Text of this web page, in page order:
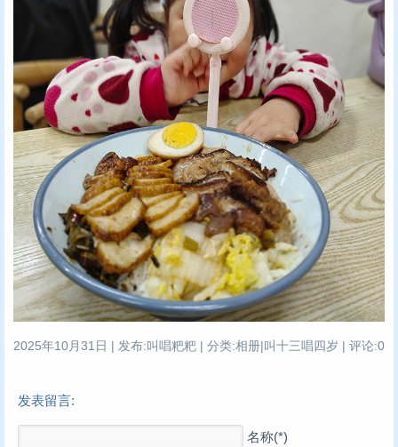
2025年10月31日 | 发布:叫唱粑粑 | 分类:相册|叫十三唱四岁 | 评论:0
发表留言:
名称(*)